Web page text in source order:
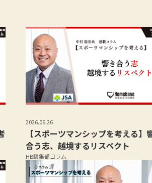
2026.06.26
【スポーツマンシップを考える】
合う志、越境するリスペクト
HB編集部コラム